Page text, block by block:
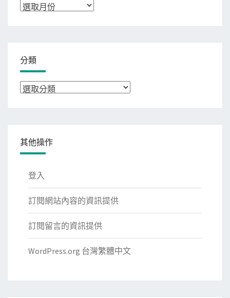
彙
分類
分
其他操作
登入
訂閱網站內容的資訊提供
訂閱留言的資訊提供
WordPress.org 台灣繁體中文